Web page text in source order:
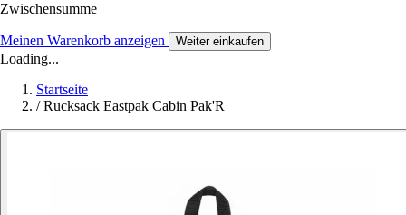
Zwischensumme
Meinen Warenkorb anzeigen Weiter einkaufen
Loading...
Startseite
/ Rucksack Eastpak Cabin Pak'R